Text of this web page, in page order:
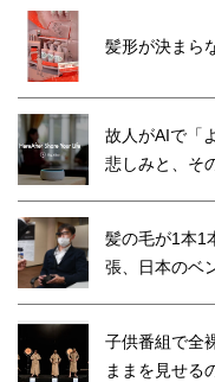
髪形が決まら
故人がAIで「
悲しみと、そ
髪の毛が1本1
張、日本のベ
子供番組で全
ままを見せる